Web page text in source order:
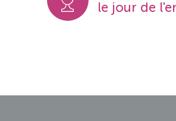
le jour de